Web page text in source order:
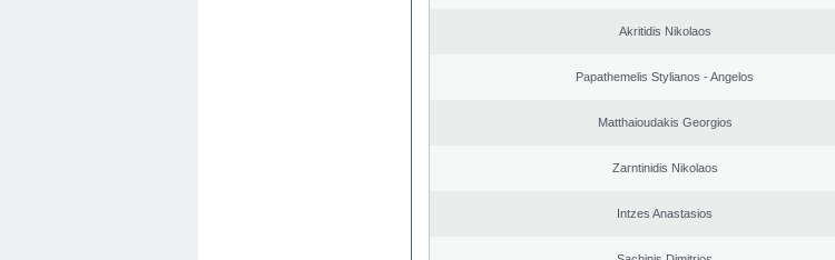
Akritidis Nikolaos
Papathemelis Stylianos - Angelos
Matthaioudakis Georgios
Zarntinidis Nikolaos
Intzes Anastasios